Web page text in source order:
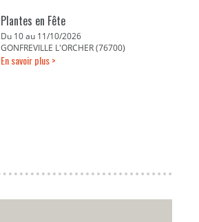
Plantes en Fête
Du 10 au 11/10/2026
GONFREVILLE L'ORCHER (76700)
En savoir plus >